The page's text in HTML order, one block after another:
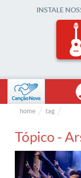
INSTALE
home tag
Tópico -